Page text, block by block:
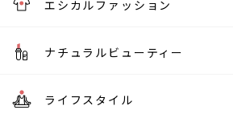
エシカルファッション
ナチュラルビューティー
ライフスタイル